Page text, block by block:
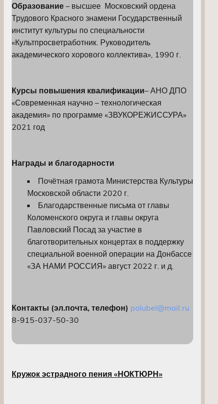
Образование – высшее Московский ордена
Трудового Красного знамени Государственный
институт культуры по специальности
«Культпросветработник. Руководитель
академического хорового коллектива», 1990 г.
Курсы повышения квалификации– АНО ДПО
«Современная научно – технологическая
академия» по программе «ЗВУКОРЕЖИССУРА»
2021 год
Награды и благодарности
Почётная грамота Министерства Культуры
Московской области 2020 г.
Благодарственные письма от главы
Коломенского округа и главы округа
Павловский Посад за участие в
благотворительных концертах в поддержку
специальной военной операции на Донбассе
«ЗА НАМИ РОССИЯ» август 2022 г. и д.
Контакты (эл.почта, телефон) polubel@mail.ru
8-915-037-50-30
Кружок эстрадного пения «НОКТЮРН»